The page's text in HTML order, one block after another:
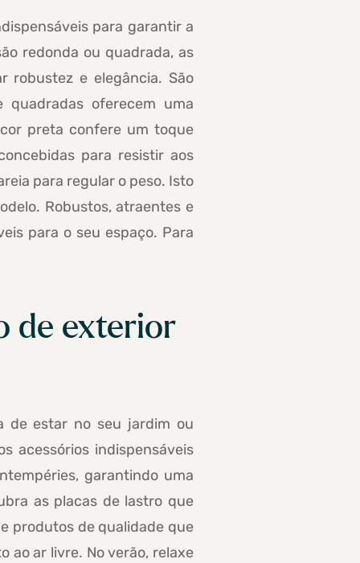
para garantir a
redonda ou quadrada, as
robustez e elegância. São
quadradas oferecem uma
preta confere um toque
para resistir aos
para regular o peso. Isto
Robustos, atraentes e
para o seu espaço. Para
de exterior
de estar no seu jardim ou
acessórios indispensáveis
garantindo uma
as placas de lastro que
produtos de qualidade que
ao ar livre. No verão, relaxe